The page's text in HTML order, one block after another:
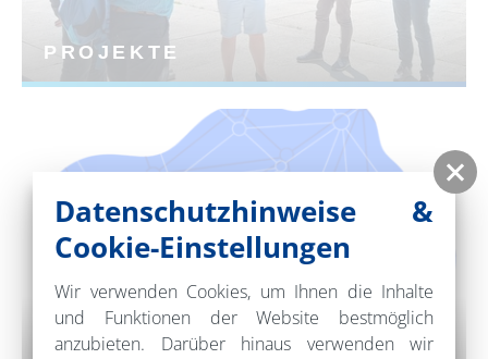
PROJEKTE
DATENBANKEN DER TMB
Datenschutzhinweise &
Cookie-Einstellungen
Wir verwenden Cookies, um Ihnen die Inhalte
und Funktionen der Website bestmöglich
anzubieten. Darüber hinaus verwenden wir